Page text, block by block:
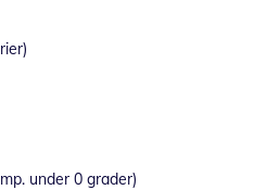
under 0 grader)